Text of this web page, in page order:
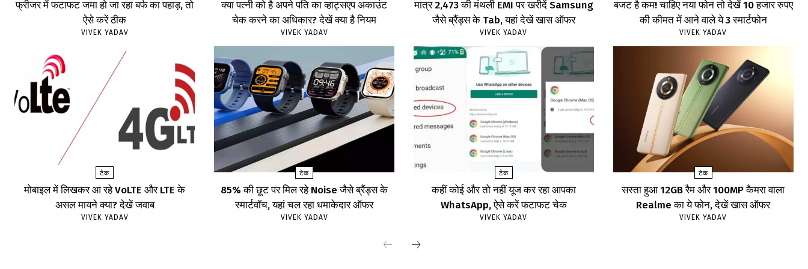
फ्रीजर में फटाफट जमा हो जा रहा बर्फ का पहाड़, तो
ऐसे करें ठीक
VIVEK YADAV
क्या पत्नी को है अपने पति का व्हाट्सएप अकाउंट
चेक करने का अधिकार? देखें क्या है नियम
VIVEK YADAV
मात्र ₹2,473 की मंथली EMI पर खरीदें Samsung
जैसे ब्रैंड्स के Tab, यहां देखें खास ऑफर
VIVEK YADAV
बजट है कम! चाहिए नया फोन तो देखें 10 हजार रुपए
की कीमत में आने वाले ये 3 स्मार्टफोन
VIVEK YADAV
टेक
मोबाइल में लिखकर आ रहे VoLTE और LTE के
असल मायने क्या? देखें जवाब
VIVEK YADAV
टेक
85% की छूट पर मिल रहे Noise जैसे ब्रैंड्स के
स्मार्टवॉच, यहां चल रहा धमाकेदार ऑफर
VIVEK YADAV
टेक
कहीं कोई और तो नहीं यूज कर रहा आपका
WhatsApp, ऐसे करें फटाफट चेक
VIVEK YADAV
टेक
सस्ता हुआ 12GB रैम और 100MP कैमरा वाला
Realme का ये फोन, देखें खास ऑफर
VIVEK YADAV